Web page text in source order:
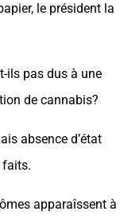
le président la
ils pas dus à une
de cannabis?
absence d’état
faits.
apparaîssent à